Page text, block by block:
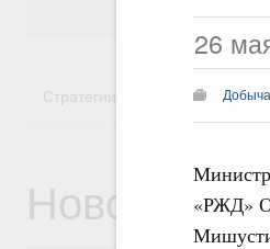
26
«РЖД»
Стратегии
Новости